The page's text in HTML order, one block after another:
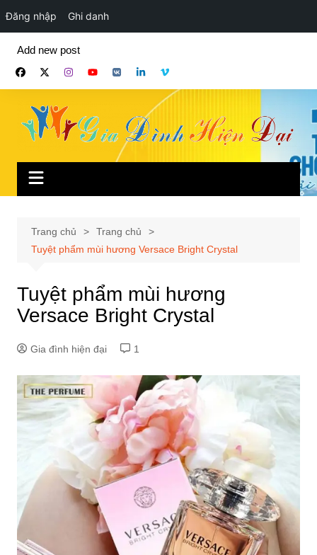
Đăng nhập Ghi danh
phần
Add new post
Trang chủ
Trang chủ
Tuyệt phẩm mùi hương Versace Bright Crystal
Tuyệt phẩm mùi hương
Versace Bright Crystal
Gia đình hiện đại 1